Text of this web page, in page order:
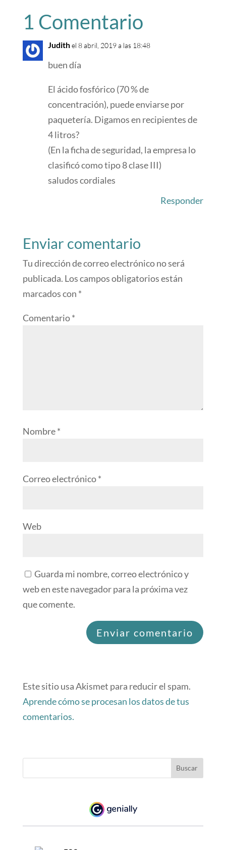
1 Comentario
Judithel 8 abril, 2019 a las 18:48
buen día
El ácido fosfórico (70 % de
concentración), puede enviarse por
paquetería. Digamos en recipientes de
4 litros?
(En la ficha de seguridad, la empresa lo
clasificó como tipo 8 clase III)
saludos cordiales
Responder
Enviar comentario
Tu dirección de correo electrónico no será
publicada. Los campos obligatorios están
marcados con *
Comentario*
Nombre*
Correo electrónico*
Web
Guarda mi nombre, correo electrónico y
web en este navegador para la próxima vez
que comente.
Este sitio usa Akismet para reducir el spam.
Aprende cómo se procesan los datos de tus
comentarios.